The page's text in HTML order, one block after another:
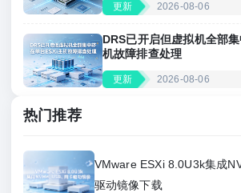
更新 2026-08-06
DRS已开启但虚拟机全部
机故障排查处理
更新 2026-08-06
热门推荐
VMware ESXi 8.0U3k集成
驱动镜像下载